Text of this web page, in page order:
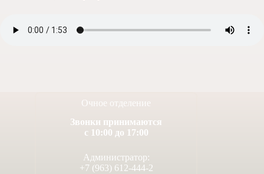
Очное отделение
Звонки принимаются
с 10:00 до 17:00
Администратор:
+7 (963) 612-444-2